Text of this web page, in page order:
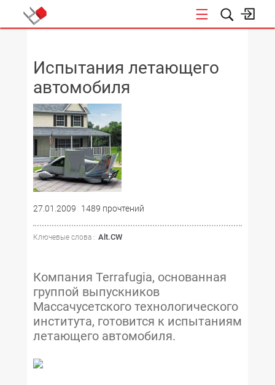
Испытания летающего
автомобиля
27.01.2009 1489 прочтений
Ключевые слова : Alt.CW
Компания Terrafugia, основанная
группой выпускников
Массачусетского технологического
института, готовится к испытаниям
летающего автомобиля.